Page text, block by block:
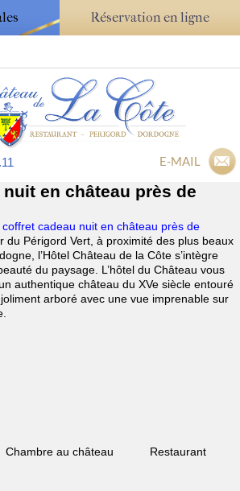
Réservation en ligne
E-MAIL
en château près de
coffret cadeau nuit en château près de
du Périgord Vert, à proximité des plus beaux
l’Hôtel Château de la Côte s’intègre
du paysage. L’hôtel du Château vous
authentique château du XVe siècle entouré
arboré avec une vue imprenable sur
Chambre au château Restaurant